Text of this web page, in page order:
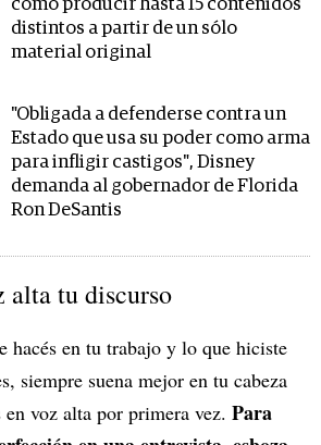
cómo producir hasta 15 contenidos
distintos a partir de un sólo
material original
"Obligada a defenderse contra un
Estado que usa su poder como arma
para infligir castigos", Disney
demanda al gobernador de Florida
Ron DeSantis
alta tu discurso
hacés en tu trabajo y lo que hiciste
siempre suena mejor en tu cabeza
voz alta por primera vez. Para